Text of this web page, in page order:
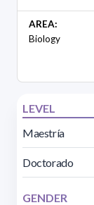
AREA:
Biology
LEVEL
Maestría
Doctorado
GENDER